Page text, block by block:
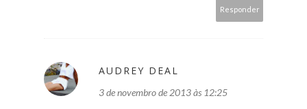
Responder
AUDREY DEAL
3 de novembro de 2013 às 12:25